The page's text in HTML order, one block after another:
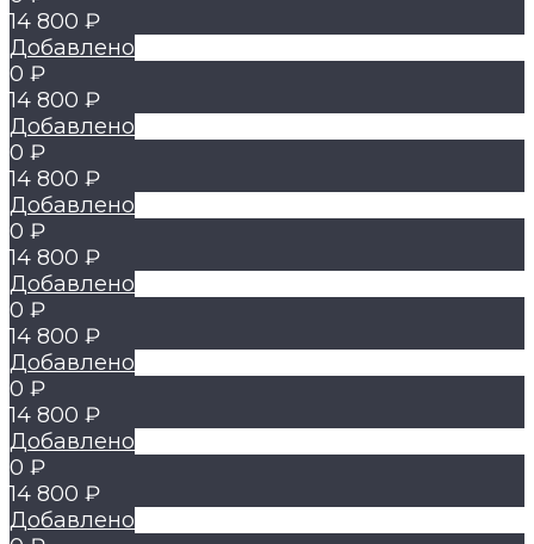
14 800 ₽
Добавлено
0 ₽
14 800 ₽
Добавлено
0 ₽
14 800 ₽
Добавлено
0 ₽
14 800 ₽
Добавлено
0 ₽
14 800 ₽
Добавлено
0 ₽
14 800 ₽
Добавлено
0 ₽
14 800 ₽
Добавлено